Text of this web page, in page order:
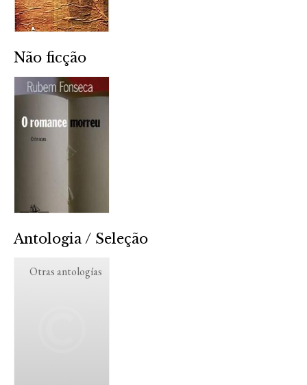
Não ficção
Antologia / Seleção
Otras antologías